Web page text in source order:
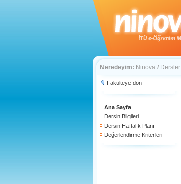
Neredeyim: Ninova / Dersler
Fakülteye dön
Ana Sayfa
Dersin Bilgileri
Dersin Haftalık Planı
Değerlendirme Kriterleri